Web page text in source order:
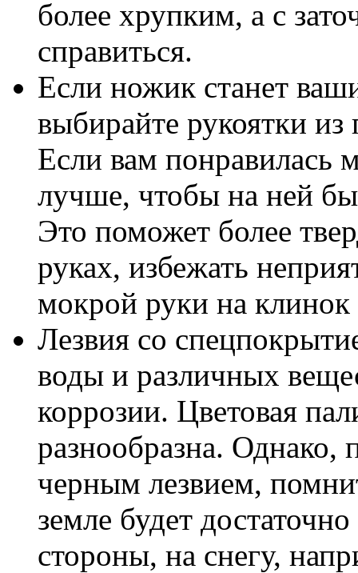
более хрупким, а с
справиться.
Если ножик станет
выбирайте рукоятки
Если вам понравилась
лучше, чтобы на ней
Это поможет более
руках, избежать
мокрой руки на клинок
Лезвия со
воды и различных
коррозии. Цветовая
разнообразна. Однако,
черным лезвием,
земле будет
стороны, на снегу,